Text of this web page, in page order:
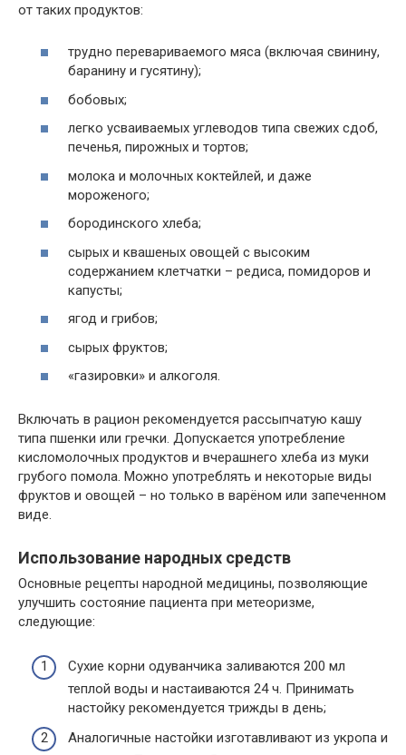
от таких продуктов:
трудно перевариваемого мяса (включая свинину,
баранину и гусятину);
бобовых;
легко усваиваемых углеводов типа свежих сдоб,
печенья, пирожных и тортов;
молока и молочных коктейлей, и даже
мороженого;
бородинского хлеба;
сырых и квашеных овощей с высоким
содержанием клетчатки – редиса, помидоров и
капусты;
ягод и грибов;
сырых фруктов;
«газировки» и алкоголя.
Включать в рацион рекомендуется рассыпчатую кашу
типа пшенки или гречки. Допускается употребление
кисломолочных продуктов и вчерашнего хлеба из муки
грубого помола. Можно употреблять и некоторые виды
фруктов и овощей – но только в варёном или запеченном
виде.
Использование народных средств
Основные рецепты народной медицины, позволяющие
улучшить состояние пациента при метеоризме,
следующие:
Сухие корни одуванчика заливаются 200 мл
теплой воды и настаиваются 24 ч. Принимать
настойку рекомендуется трижды в день;
Аналогичные настойки изготавливают из укропа и